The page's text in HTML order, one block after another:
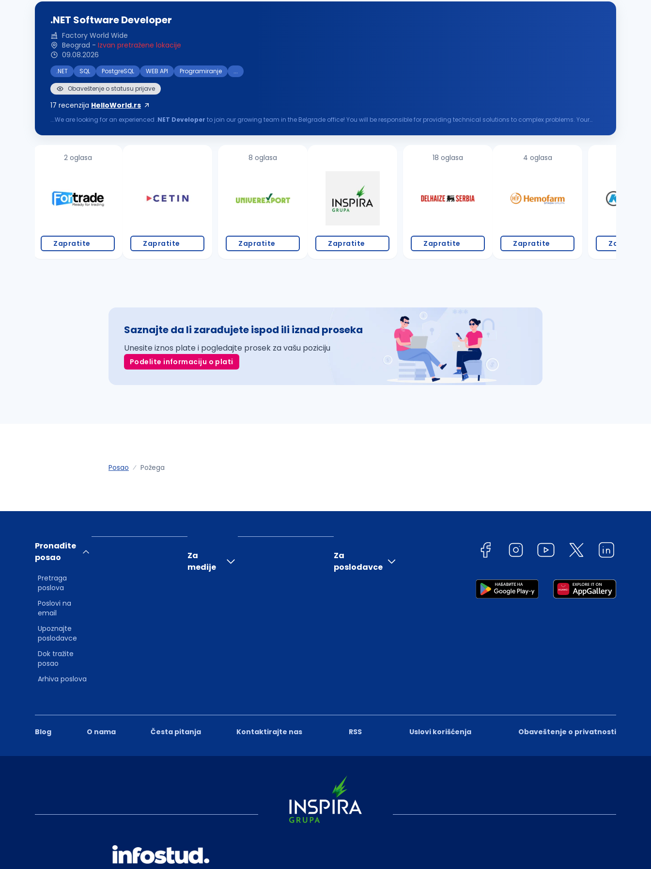
.NET Software Developer
Factory World Wide
Beograd - Izvan pretražene lokacije
09.08.2026
.NET SQL PostgreSQL WEB API Programiranje ...
Obaveštenje o statusu prijave
17 recenzija HelloWorld.rs
...We are looking for an experienced .NET Developer to join our growing team in the Belgrade office! You will be responsible for providing technical solutions to complex problems. Your
2 oglasa
Zapratite Zapratite
8 oglasa
Zapratite Zapratite
18 oglasa
Zapratite
4 oglasa
Zapratite Zapratite
Saznajte da li zarađujete ispod ili iznad proseka
Unesite iznos plate i pogledajte prosek za vašu poziciju
Podelite informaciju o plati
Posao Požega
Blog O nama Česta pitanja Kontaktirajte nas RSS Uslovi korišćenja Obaveštenje o privatnosti
Pronađite
posao
Pretraga
poslova
Poslovi na
email
Upoznajte
poslodavce
Dok tražite
posao
Arhiva poslova
Za
medije
Za
poslodavce